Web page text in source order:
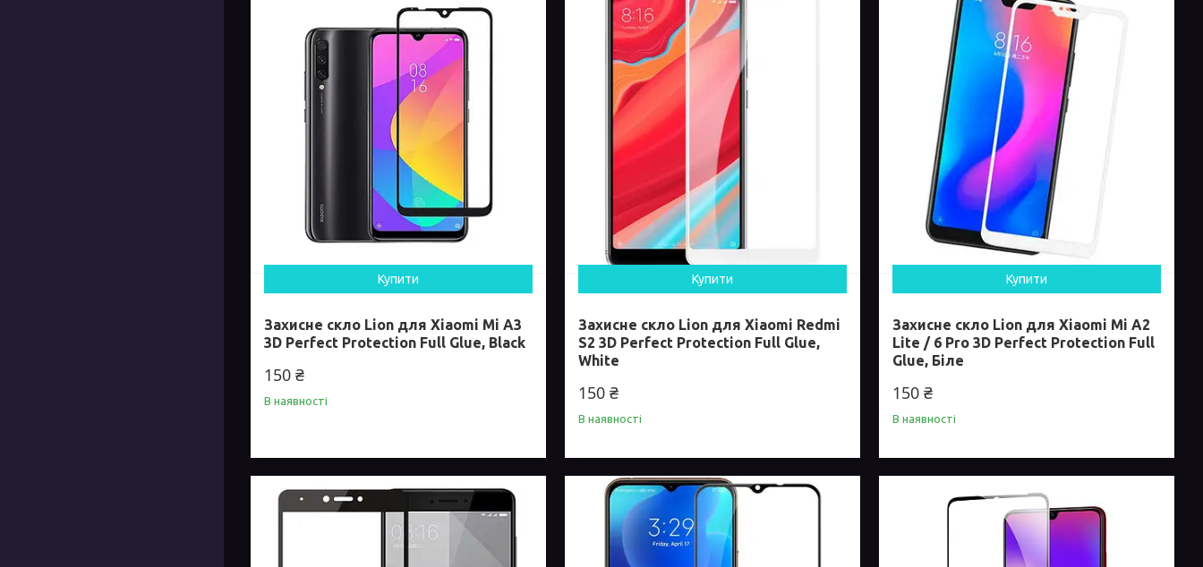
Купити
Захисне скло Lion для Xiaomi Mi A3
3D Perfect Protection Full Glue, Black
150 ₴
В наявності
Купити
Захисне скло Lion для Xiaomi Redmi
S2 3D Perfect Protection Full Glue,
White
150 ₴
В наявності
Купити
Захисне скло Lion для Xiaomi Mi A2
Lite / 6 Pro 3D Perfect Protection Full
Glue, Біле
150 ₴
В наявності